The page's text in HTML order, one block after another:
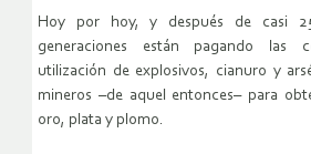
Hoy por hoy, y después de casi
generaciones están pagando las
utilización de explosivos, cianuro y
mineros –de aquel entonces– para
oro, plata y plomo.